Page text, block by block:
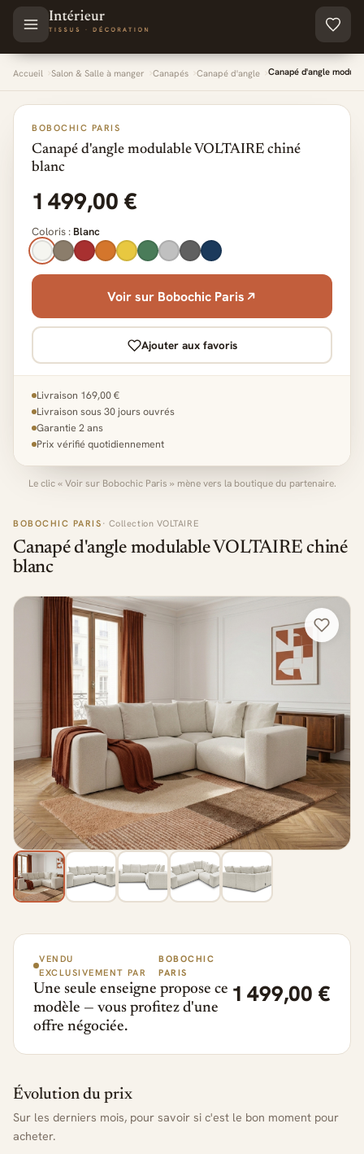
Aller au contenu principal
Accueil Salon & Salle à manger Canapés Canapé d'angle Canapé d'angle
BOBOCHIC PARIS · Collection VOLTAIRE
Canapé d'angle modulable VOLTAIRE chiné
blanc
VENDU
EXCLUSIVEMENT PAR
BOBOCHIC
PARIS
Une seule enseigne propose ce
modèle — vous profitez d'une
offre négociée.
1 499,00 €
Évolution du prix
Sur les derniers mois, pour savoir si c'est le bon moment pour
acheter.
BOBOCHIC PARIS
Canapé d'angle modulable VOLTAIRE chiné
blanc
1 499,00 €
Coloris : Blanc
Voir sur Bobochic Paris
Ajouter aux favoris
Livraison 169,00 €
Livraison sous 30 jours ouvrés
Garantie 2 ans
Prix vérifié quotidiennement
Le clic « Voir sur Bobochic Paris » mène vers la boutique du partenaire.